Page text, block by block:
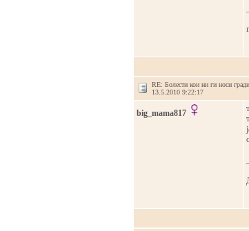
RE: Болести кои ни ги носи
13.5.2010 9:22:17
big_mama817